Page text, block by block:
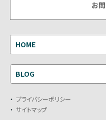
お
HOME
BLOG
プライバシーポリシー
サイトマップ